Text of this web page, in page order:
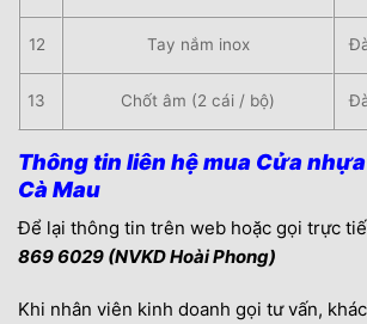
12 Tay nắm inox
13 Chốt âm (2 cái / bộ)
Thông tin liên hệ mua Cửa
Cà Mau
Để lại thông tin trên web hoặc gọi trực
869 6029 (NVKD Hoài Phong)
Khi nhân viên kinh doanh gọi tư vấn,